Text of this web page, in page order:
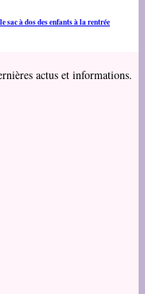
sac à dos des enfants à la rentrée
actus et informations.